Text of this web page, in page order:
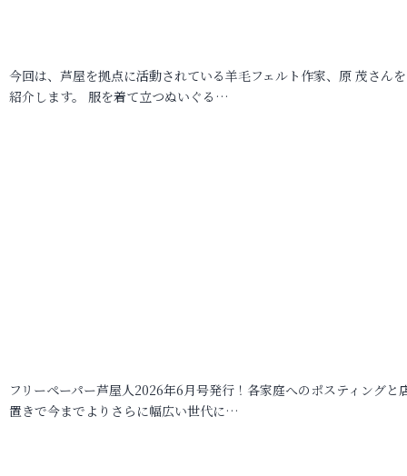
今回は、芦屋を拠点に活動されている羊毛フェルト作家、原 茂さん
紹介します。 服を着て立つぬいぐる…
フリーペーパー芦屋人2026年6月号発行！各家庭へのポスティングと
置きで今までよりさらに幅広い世代に…